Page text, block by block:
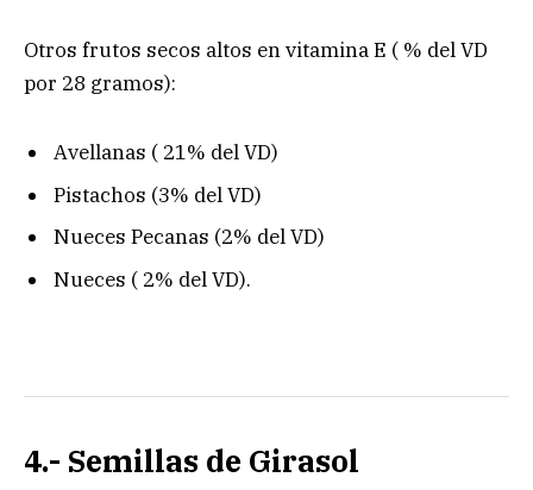
Otros frutos secos altos en vitamina E ( % del VD
por 28 gramos):
Avellanas ( 21% del VD)
Pistachos (3% del VD)
Nueces Pecanas (2% del VD)
Nueces ( 2% del VD).
4.- Semillas de Girasol